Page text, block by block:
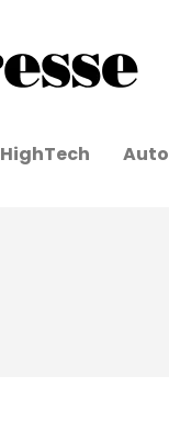
HighTech Auto